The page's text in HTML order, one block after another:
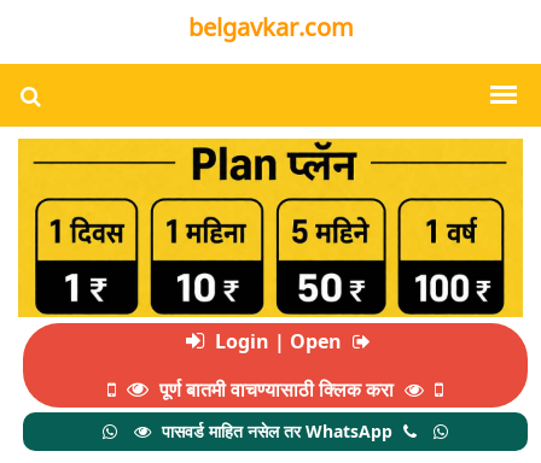
belgavkar.com
Login | Open
पूर्ण बातमी वाचण्यासाठी क्लिक करा
पासवर्ड माहित नसेल तर WhatsApp